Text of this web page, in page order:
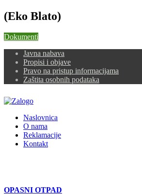
(Eko Blato)
Dokumenti
Javna nabava
Propisi i objave
Pravo na pristup informacijama
Zaštita osobnih podataka
Naslovnica
O nama
Reklamacije
Kontakt
OPASNI OTPAD